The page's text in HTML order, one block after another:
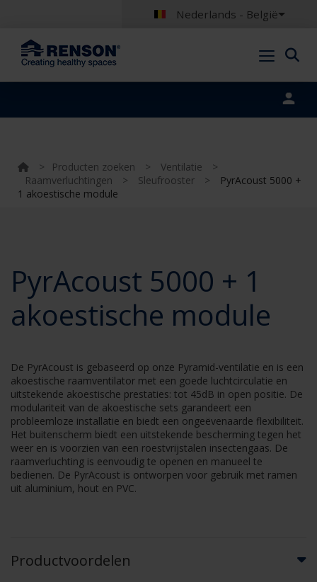
Nederlands - België
> Producten zoeken > Ventilatie
>
Raamverluchtingen
> Sleufrooster >
PyrAcoust 5000 +
1 akoestische module
PyrAcoust 5000 + 1
akoestische module
De PyrAcoust is gebaseerd op onze Pyramid-ventilatie en is een
akoestische raamventilator met een goede luchtcirculatie en
uitstekende akoestische prestaties: tot 45dB in open positie. De
modulariteit van de akoestische sets garandeert een
probleemloze installatie en biedt een ongeëvenaarde flexibiliteit.
Het buitenscherm biedt een uitstekende bescherming tegen het
weer en is voorzien van een roestvrijstalen insectengaas. De
raamverluchting is eenvoudig te openen en manueel te
bedienen. De PyrAcoust is ontworpen voor gebruik met ramen
uit aluminium, hout en PVC.
Productvoordelen